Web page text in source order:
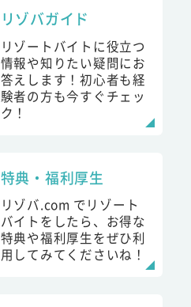
リゾバガイド
リゾートバイトに役立つ
情報や知りたい疑問にお
答えします！初心者も経
験者の方も今すぐチェッ
ク！
特典・福利厚生
リゾバ.com でリゾート
バイトをしたら、お得な
特典や福利厚生をぜひ利
用してみてくださいね！